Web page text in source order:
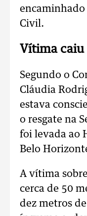
encaminhado
Civil.
Vítima caiu
Segundo o
Cláudia
estava
o resgate na
foi levada ao
Belo
A vítima
cerca de 50
dez metros